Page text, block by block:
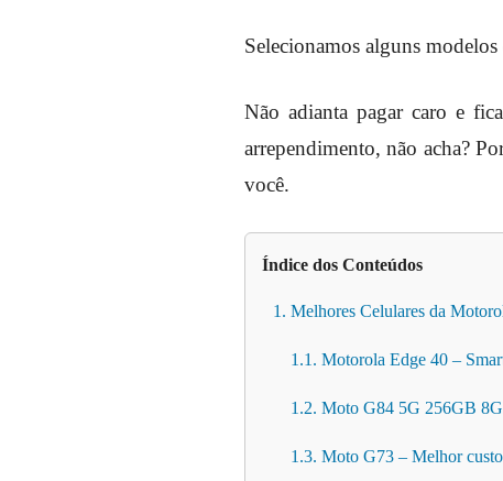
Selecionamos alguns
Não adianta pagar caro e
arrependimento, não acha?
você.
Índice dos Conteúdos
1. Melhores Celulares da
1.1. Motorola Edge 40 –
1.2. Moto G84 5G 256GB
1.3. Moto G73 – Melhor